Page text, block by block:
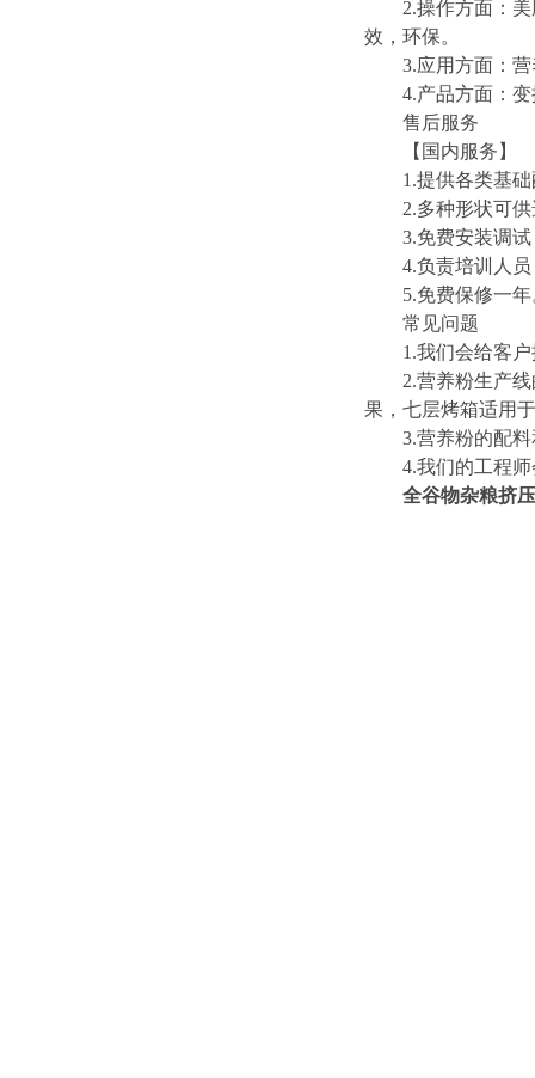
2.操作方面：美腾
效，环保。
3.应用方面：营
4.产品方面：变
售后服务
【国内服务】
1.提供各类基础
2.多种形状可供
3.免费安装调试
4.负责培训人员
5.免费保修一年
常见问题
1.我们会给客户
2.营养粉生产线的
果，七层烤箱适用
3.营养粉的配料
4.我们的工程师
全谷物杂粮挤